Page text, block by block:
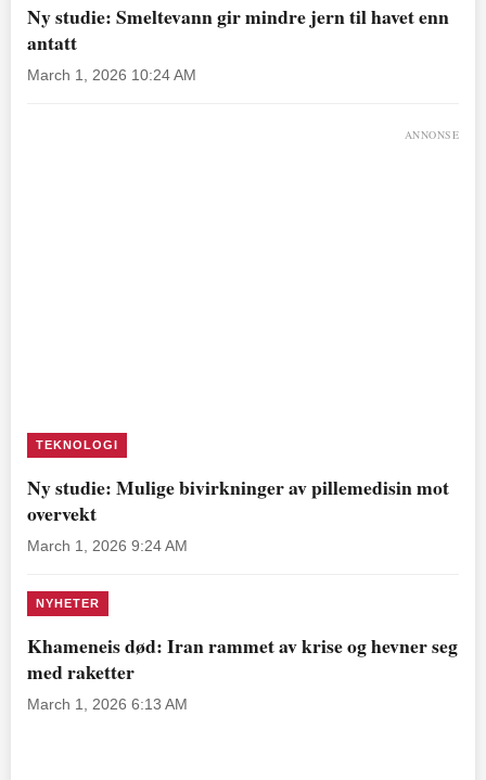
Ny studie: Smeltevann gir mindre jern til havet enn
antatt
March 1, 2026 10:24 AM
ANNONSE
TEKNOLOGI
Ny studie: Mulige bivirkninger av pillemedisin mot
overvekt
March 1, 2026 9:24 AM
NYHETER
Khameneis død: Iran rammet av krise og hevner seg
med raketter
March 1, 2026 6:13 AM